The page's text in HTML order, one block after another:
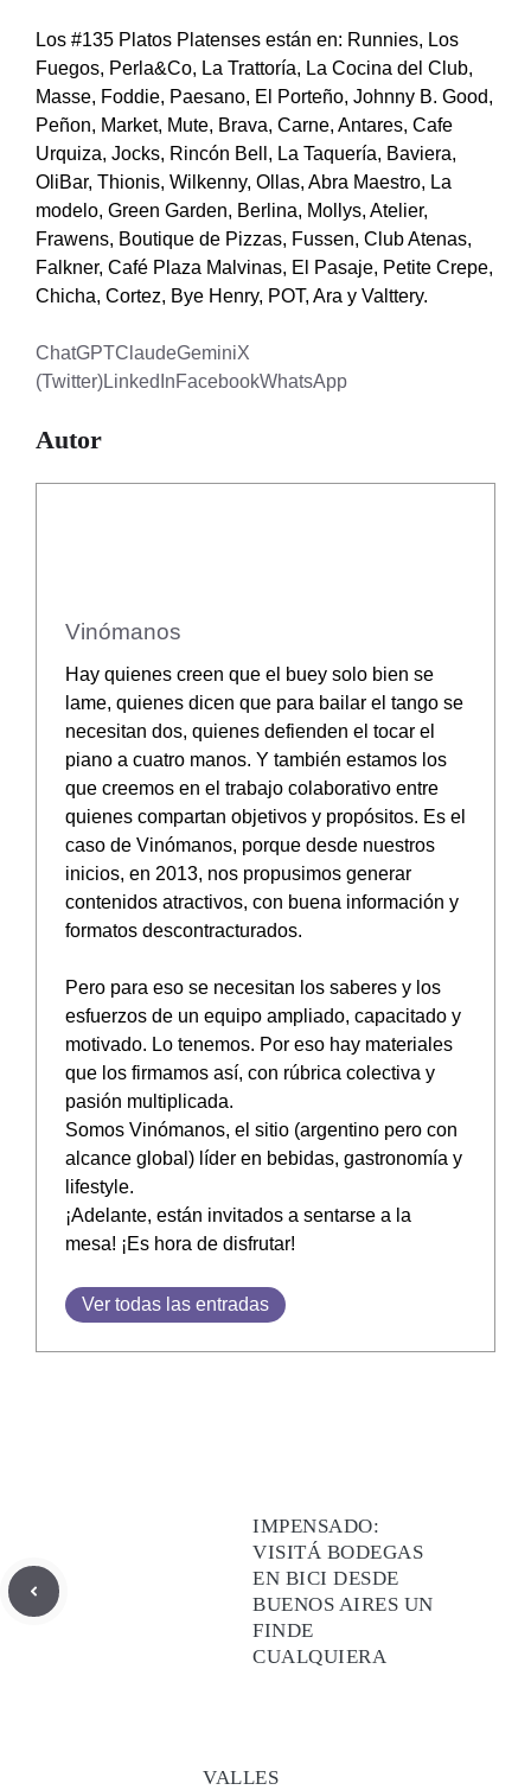
Los #135 Platos Platenses están en: Runnies, Los
Fuegos, Perla&Co, La Trattoría, La Cocina del Club,
Masse, Foddie, Paesano, El Porteño, Johnny B. Good,
Peñon, Market, Mute, Brava, Carne, Antares, Cafe
Urquiza, Jocks, Rincón Bell, La Taquería, Baviera,
OliBar, Thionis, Wilkenny, Ollas, Abra Maestro, La
modelo, Green Garden, Berlina, Mollys, Atelier,
Frawens, Boutique de Pizzas, Fussen, Club Atenas,
Falkner, Café Plaza Malvinas, El Pasaje, Petite Crepe,
Chicha, Cortez, Bye Henry, POT, Ara y Valttery.
ChatGPTClaudeGeminiX
(Twitter)LinkedInFacebookWhatsApp
Autor
Vinómanos
Hay quienes creen que el buey solo bien se
lame, quienes dicen que para bailar el tango se
necesitan dos, quienes defienden el tocar el
piano a cuatro manos. Y también estamos los
que creemos en el trabajo colaborativo entre
quienes compartan objetivos y propósitos. Es el
caso de Vinómanos, porque desde nuestros
inicios, en 2013, nos propusimos generar
contenidos atractivos, con buena información y
formatos descontracturados.
Pero para eso se necesitan los saberes y los
esfuerzos de un equipo ampliado, capacitado y
motivado. Lo tenemos. Por eso hay materiales
que los firmamos así, con rúbrica colectiva y
pasión multiplicada.
Somos Vinómanos, el sitio (argentino pero con
alcance global) líder en bebidas, gastronomía y
lifestyle.
¡Adelante, están invitados a sentarse a la
mesa! ¡Es hora de disfrutar!
Ver todas las entradas
IMPENSADO:
VISITÁ BODEGAS
EN BICI DESDE
BUENOS AIRES UN
FINDE
CUALQUIERA
VALLES